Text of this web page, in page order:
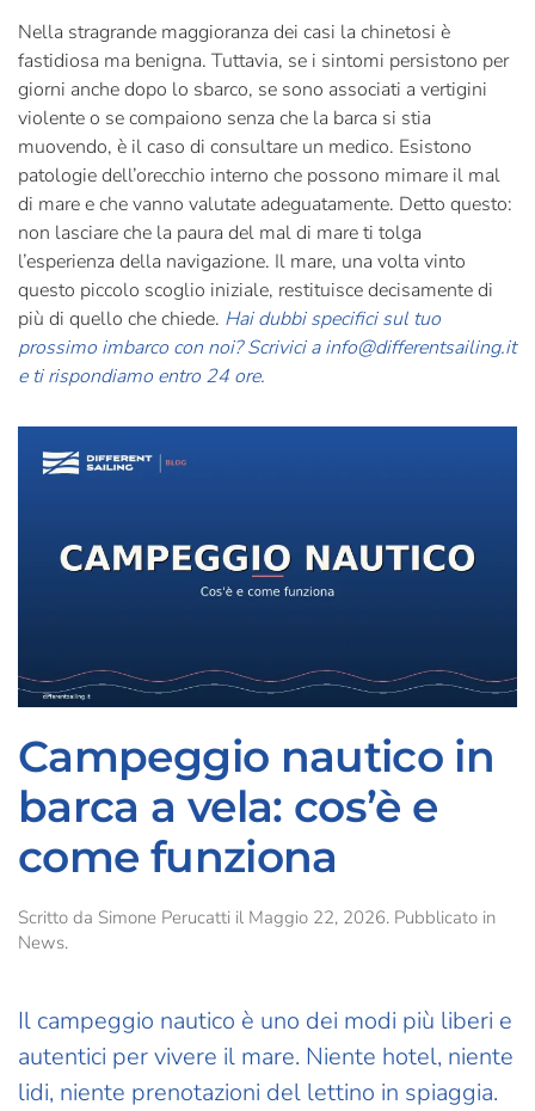
Nella stragrande maggioranza dei casi la chinetosi è
fastidiosa ma benigna. Tuttavia, se i sintomi persistono per
giorni anche dopo lo sbarco, se sono associati a vertigini
violente o se compaiono senza che la barca si stia
muovendo, è il caso di consultare un medico. Esistono
patologie dell’orecchio interno che possono mimare il mal
di mare e che vanno valutate adeguatamente. Detto questo:
non lasciare che la paura del mal di mare ti tolga
l’esperienza della navigazione. Il mare, una volta vinto
questo piccolo scoglio iniziale, restituisce decisamente di
più di quello che chiede. Hai dubbi specifici sul tuo
prossimo imbarco con noi? Scrivici ainfo@differentsailing.it
e ti rispondiamo entro 24 ore.
Campeggio nautico in
barca a vela: cos’è e
come funziona
Scritto da Simone Perucatti il Maggio 22, 2026. Pubblicato in
News.
Il campeggio nautico è uno dei modi più liberi e
autentici per vivere il mare. Niente hotel, niente
lidi, niente prenotazioni del lettino in spiaggia.